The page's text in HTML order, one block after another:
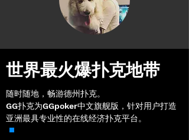
世界最火爆扑克地带
随时随地，畅游德州扑克。
GG扑克为GGpoker中文旗舰版，针对用户打造
亚洲最具专业性的在线经济扑克平台。